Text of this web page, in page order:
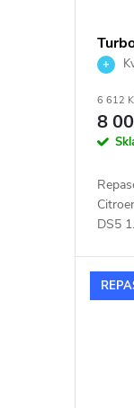
Ford
6 612
8
DS5
C-